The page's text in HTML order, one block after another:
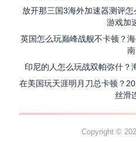
放开那三国3海外加速器测评
游戏加
英国怎么玩巅峰战舰不卡顿？
南
印尼的人怎么玩战双帕弥什？
在美国玩天涯明月刀总卡顿？
丝滑
Copyright ©